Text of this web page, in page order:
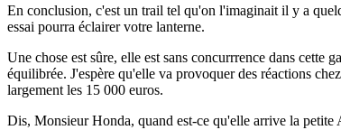
En conclusion, c'est un trail tel qu'on l'imaginait il y a
essai pourra éclairer votre lanterne.
Une chose est sûre, elle est sans concurrrence dans
équilibrée. J'espère qu'elle va provoquer des réactions
largement les 15 000 euros.
Dis, Monsieur Honda, quand est-ce qu'elle arrive la